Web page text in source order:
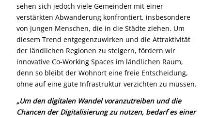
sehen sich jedoch viele Gemeinden mit einer
verstärkten Abwanderung konfrontiert, insbesondere
von jungen Menschen, die in die Städte ziehen. Um
diesem Trend entgegenzuwirken und die Attraktivität
der ländlichen Regionen zu steigern, fördern wir
innovative Co-Working Spaces im ländlichen Raum,
denn so bleibt der Wohnort eine freie Entscheidung,
ohne auf eine gute Infrastruktur verzichten zu müssen.
„Um den digitalen Wandel voranzutreiben und die
Chancen derDigitalisierung zu nutzen, bedarf es einer